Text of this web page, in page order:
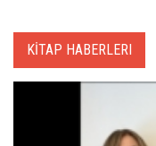
KİTAP HABERLERI